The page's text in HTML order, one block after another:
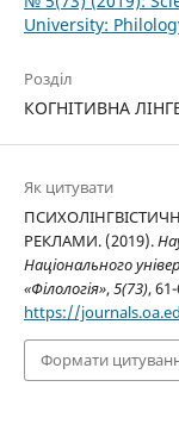
University:
Розділ
КОГНІТИВНА
Як цитувати
РЕКЛАМИ. (2019).
Національного
«Філологія»,5(73),
https://
Формати